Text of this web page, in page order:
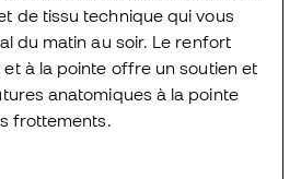
de tissu technique qui vous
du matin au soir. Le renfort
à la pointe offre un soutien et
anatomiques à la pointe
frottements.